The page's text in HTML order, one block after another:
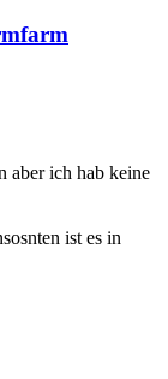
aber ich hab keine
ist es in